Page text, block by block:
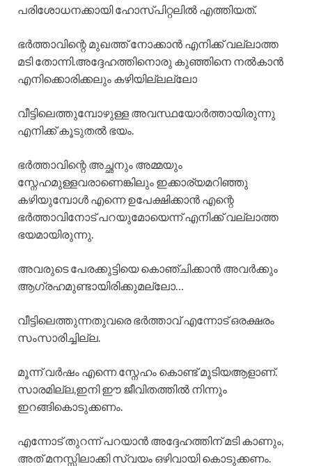
പരിശോധനക്കായി ഹോസ്പിറ്റലിൽ എത്തിയത്.
ഭർത്താവിന്റെ മുഖത്ത് നോക്കാൻ എനിക്ക് വല്ലാത്ത
മടി തോന്നി.അദ്ദേഹത്തിനൊരു കുഞ്ഞിനെ നൽകാൻ
എനിക്കൊരിക്കലും കഴിയില്ലല്ലോ
വീട്ടിലെത്തുമ്പോഴുള്ള അവസ്ഥയോർത്തായിരുന്നു
എനിക്ക് കൂടുതൽ ഭയം.
ഭർത്താവിന്റെ അച്ഛനും അമ്മയും
സ്നേഹമുള്ളവരാണെങ്കിലും ഇക്കാര്യമറിഞ്ഞു
കഴിയുമ്പോൾ എന്നെ ഉപേക്ഷിക്കാൻ എന്റെ
ഭർത്താവിനോട് പറയുമോയെന്ന് എനിക്ക് വല്ലാത്ത
ഭയമായിരുന്നു.
അവരുടെ പേരക്കുട്ടിയെ കൊഞ്ചിക്കാൻ അവർക്കും
ആഗ്രഹമുണ്ടായിരിക്കുമല്ലോ…
വീട്ടിലെത്തുന്നതുവരെ ഭർത്താവ് എന്നോട് ഒരക്ഷരം
സംസാരിച്ചില്ല.
മൂന്ന് വർഷം എന്നെ സ്നേഹം കൊണ്ട് മൂടിയആളാണ്.
സാരമില്ല,ഇനി ഈ ജീവിതത്തിൽ നിന്നും
ഇറങ്ങികൊടുക്കണം.
എന്നോട് തുറന്ന് പറയാൻ അദ്ദേഹത്തിന് മടി കാണും,
അത് മനസ്സിലാക്കി സ്വയം ഒഴിവായി കൊടുക്കണം.